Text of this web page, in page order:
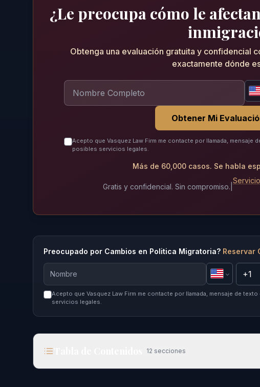
¿Le preocupa cómo le
Obtenga una evaluación gratuita y confidencial
exactamente dónde
Obtener Mi
Acepto que Vasquez Law Firm me contacte por llamada,
posibles servicios legales.
Más de 60,000 casos. Se habla
Gratis y confidencial. Sin compromiso.
Preocupado por Cambios en Politica Migratoria? Reservar
Acepto que Vasquez Law Firm me contacte por llamada, mensaje de
servicios legales.
12 secciones